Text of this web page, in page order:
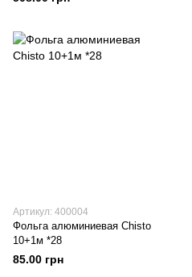
Артикул: 400004
Фольга алюминиевая Chisto
10+1м *28
85.00 грн